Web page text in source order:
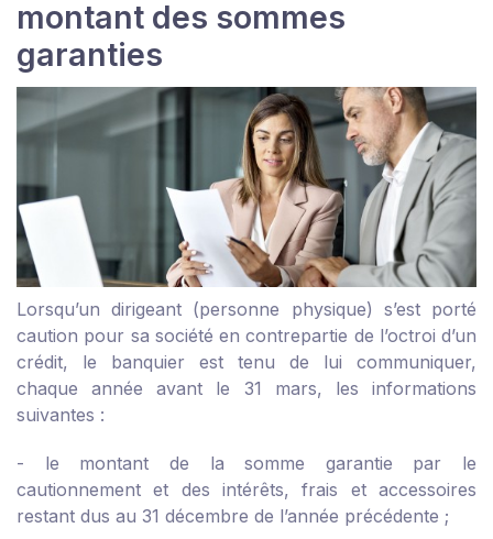
montant des sommes
garanties
Lorsqu’un dirigeant (personne physique) s’est porté
caution pour sa société en contrepartie de l’octroi d’un
crédit, le banquier est tenu de lui communiquer,
chaque année avant le 31 mars, les informations
suivantes :
- le montant de la somme garantie par le
cautionnement et des intérêts, frais et accessoires
restant dus au 31 décembre de l’année précédente ;